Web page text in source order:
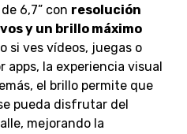
6,7” con resolución
y un brillo máximo
si ves vídeos, juegas o
apps, la experiencia visual
el brillo permite que
pueda disfrutar del
mejorando la